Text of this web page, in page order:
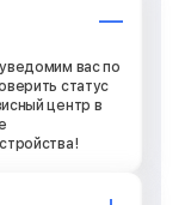
вас по
статус
центр в